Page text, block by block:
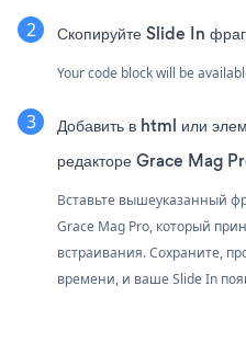
Скопируйте Slide In
Your code block will be
Добавить в html или
редакторе Grace Mag
Вставьте вышеуказанный
Grace Mag Pro, который
встраивания. Сохраните,
времени, и ваше Slide In